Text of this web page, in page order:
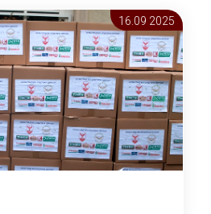
16.09 2025